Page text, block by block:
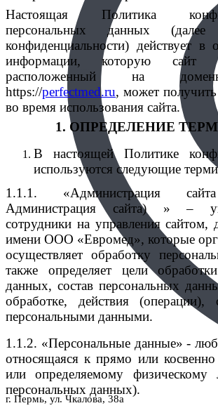
г. Пермь, ул. Чкалова, 38а
Настоящая Политика
персональных данных
конфиденциальности) действует в
информации, которую сайт
расположенный на
https://perfectmed.ru, может
во время использования сайта.
1. ОПРЕДЕЛЕНИЕ
В настоящей Политике
используются следующие
1.1.1. «Администрация
Администрация сайта) » –
сотрудники на управления сайтом,
имени ООО «Евромед», которые
осуществляет обработку
также определяет цели
данных, состав персональных
обработке, действия (операции),
персональными данными.
1.1.2. «Персональные данные» -
относящаяся к прямо или
или определяемому физическому
персональных данных).